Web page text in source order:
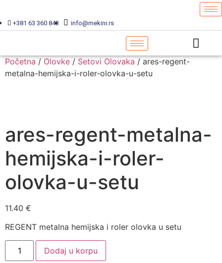
+381 63 360 843 info@mekini.rs
Početna / Olovke / Setovi Olovaka / ares-regent-
metalna-hemijska-i-roler-olovka-u-setu
ares-regent-metalna-
hemijska-i-roler-
olovka-u-setu
11.40 €
REGENT metalna hemijska i roler olovka u setu
Dodaj u korpu